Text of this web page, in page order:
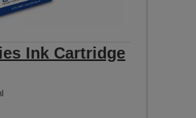
Ink Cartridge